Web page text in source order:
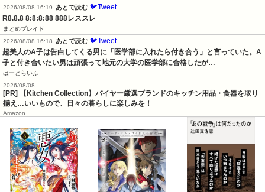
2026/08/08 16:19
あとで読む 🐦Tweet
R8.8.8 8:8:8:88 888レススレ
まとめブレイド
2026/08/08 16:18
あとで読む 🐦Tweet
超美人のA子は告白してくる男に「医学部に入れたら付き合う」と言っていた。A
子と付き合いたい男は頑張って地元の大学の医学部に合格したが…
はーとらいふ
2026/08/08
[PR] 【Kitchen Collection】バイヤー厳選ブランドのキッチン用品・食器を取り
揃え…いいもので、日々の暮らしに楽しみを！
Amazon